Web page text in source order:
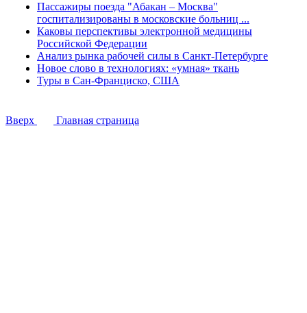
Пассажиры поезда "Абакан – Москва"
госпитализированы в московские больниц ...
Каковы перспективы электронной медицины
Российской Федерации
Анализ рынка рабочей силы в Санкт-Петербурге
Новое слово в технологиях: «умная» ткань
Туры в Сан-Франциско, США
Вверх Главная страница